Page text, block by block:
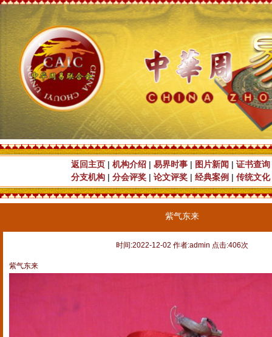
返回主页 | 机构介绍 | 易界时事 | 图片新闻 | 证书查询
分支机构 | 分会评奖 | 论文评奖 | 经典案例 | 传统文化
紫气东来
时间:2022-12-02 作者:admin 点击:406次
紫气东来